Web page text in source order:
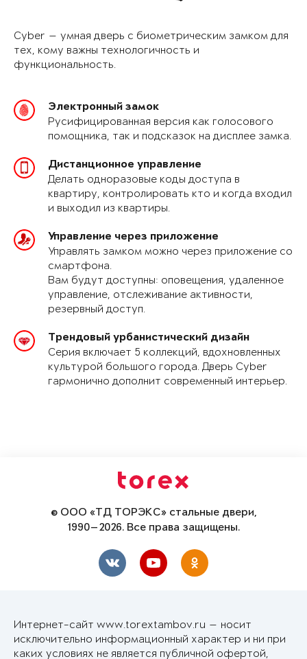
Cyber — умная дверь с биометрическим замком для
тех, кому важны технологичность и
функциональность.
Электронный замок
Русифицированная версия как голосового
помощника, так и подсказок на дисплее замка.
Дистанционное управление
Делать одноразовые коды доступа в
квартиру, контролировать кто и когда входил
и выходил из квартиры.
Управление через приложение
Управлять замком можно через приложение со
смартфона.
Вам будут доступны: оповещения, удаленное
управление, отслеживание активности,
резервный доступ.
Трендовый урбанистический дизайн
Серия включает 5 коллекций, вдохновленных
культурой большого города. Дверь Cyber
гармонично дополнит современный интерьер.
© ООО «ТД ТОРЭКС» стальные двери,
1990—2026. Все права защищены.
Интернет-сайт www.torextambov.ru — носит
исключительно информационный характер и ни при
каких условиях не является публичной офертой,